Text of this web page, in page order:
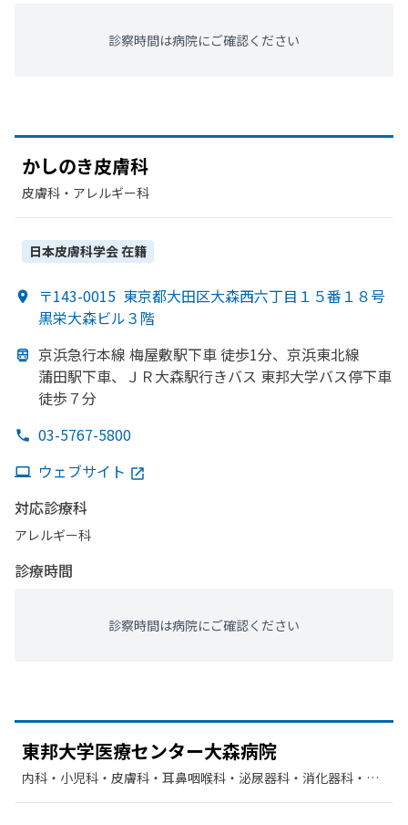
診察時間は病院にご確認ください
かしのき皮膚科
皮膚科・​アレルギー科
日本皮膚科学会在籍
〒143-0015 東京都大田区大森西六丁目１５番１８号
黒栄大森ビル３階
京浜急行本線 梅屋敷駅下車 徒歩1分、 京浜東北線
蒲田駅下車、 ＪＲ大森駅行きバス 東邦大学バス停下車
徒歩７分
03-5767-5800
ウェブサイト
対応診療科
アレルギー科
診療時間
診察時間は病院にご確認ください
東邦大学医療センター大森病院
内科・​小児科・​皮膚科・​耳鼻咽喉科・​泌尿器科・​消化器科・​呼